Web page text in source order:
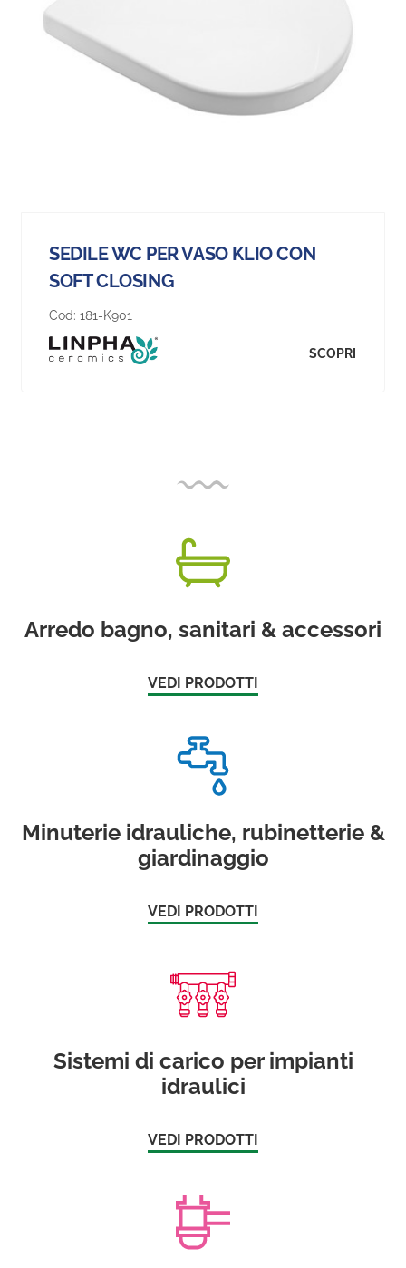
SEDILE WC PER VASO KLIO CON
SOFT CLOSING
Cod: 181-K901
SCOPRI
Arredo bagno, sanitari & accessori
VEDI PRODOTTI
Minuterie idrauliche, rubinetterie &
giardinaggio
VEDI PRODOTTI
Sistemi di carico per impianti
idraulici
VEDI PRODOTTI